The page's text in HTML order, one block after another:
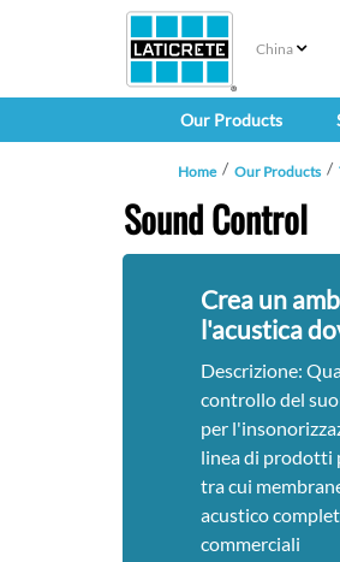
China
Our Products
Home Our Products
Sound Control
Crea un
l'acustica
Descrizione:
controllo del
per
linea di prodotti
tra cui
acustico
commerciali